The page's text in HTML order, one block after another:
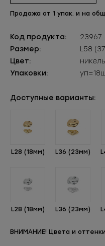
Продажа от 1 упак. и на
Код продукта:
23967
Размер:
L58
Цвет:
никель
Упаковки:
Доступные варианты:
L28 (18мм) L36 (23мм)
L28 (18мм) L36 (23мм)
ВНИМАНИЕ! Цвета и